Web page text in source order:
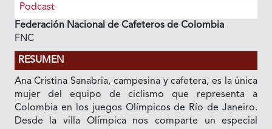
Podcast
Federación Nacional de Cafeteros de Colombia
FNC
RESUMEN
Ana Cristina Sanabria, campesina y cafetera, es la única
mujer del equipo de ciclismo que representa a
Colombia en los juegos Olímpicos de Río de Janeiro.
Desde la villa Olímpica nos comparte un especial